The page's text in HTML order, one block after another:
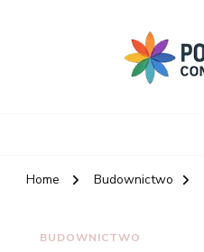
Home Budownictwo
BUDOWNICTWO